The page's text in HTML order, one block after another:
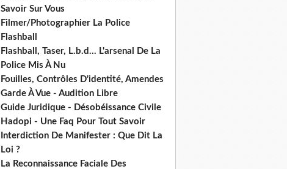
Savoir Sur Vous
Filmer/Photographier La Police
Flashball
Flashball, Taser, L.b.d... L'arsenal De La
Police Mis À Nu
Fouilles, Contrôles D'identité, Amendes
Garde À Vue - Audition Libre
Guide Juridique - Désobéissance Civile
Hadopi - Une Faq Pour Tout Savoir
Interdiction De Manifester : Que Dit La
Loi ?
La Reconnaissance Faciale Des